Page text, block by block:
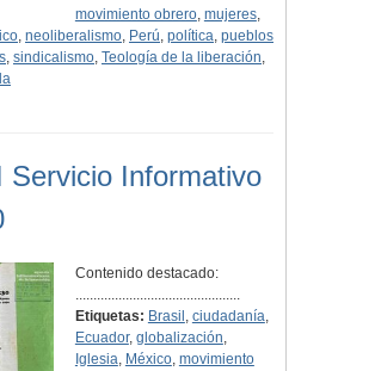
movimiento obrero, mujeres,
, neoliberalismo, Perú, política, pueblos
, sindicalismo, Teología de la liberación,
Servicio Informativo
Contenido destacado:
..............................................
Etiquetas: Brasil , ciudadanía,
Ecuador, globalización,
Iglesia, México, movimiento